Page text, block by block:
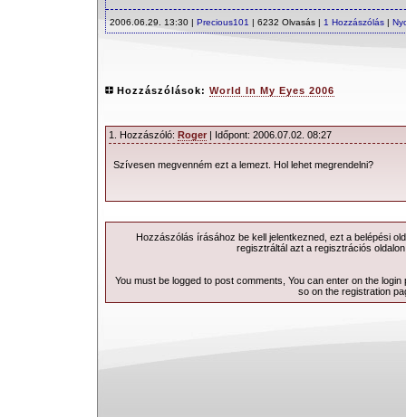
2006.06.29. 13:30 | Precious101 | 6232 Olvasás | 1 Hozzászólás |
Hozzászólások: World In My Eyes 2006
1. Hozzászóló: Roger | Időpont: 2006.07.02. 08:27
Szívesen megvenném ezt a lemezt. Hol lehet megrendelni?
Hozzászólás írásához be kell jelentkezned, ezt a belépési
regisztráltál azt a regisztrációs
You must be logged to post comments, You can enter on the login
so on the registration